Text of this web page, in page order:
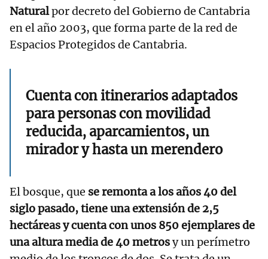
Naturalpor decreto del Gobierno de Cantabria
en el año 2003, que forma parte de la red de
Espacios Protegidos de Cantabria.
Cuenta con itinerarios adaptados
para personas con movilidad
reducida, aparcamientos, un
mirador y hasta un merendero
El bosque, que se remonta a los años 40 del
siglo pasado, tiene una extensión de 2,5
hectáreas y cuenta con unos 850 ejemplares de
una altura media de 40 metrosy un perímetro